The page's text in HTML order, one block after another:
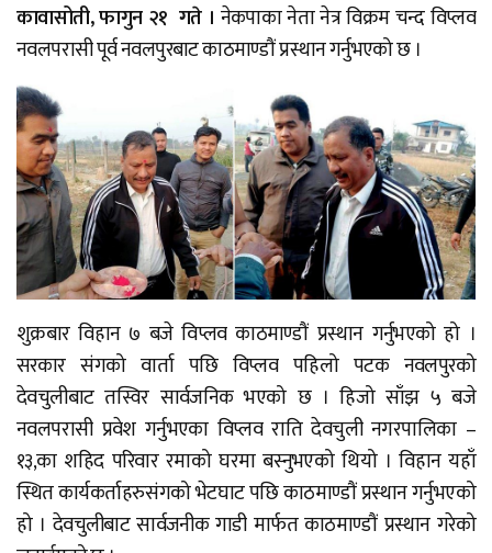
कावासोती, फागुन २१ गते । नेकपाका नेता नेत्र विक्रम चन्द विप्लव
नवलपरासी पूर्व नवलपुरबाट काठमाण्डौं प्रस्थान गर्नुभएको छ ।
शुक्रबार विहान ७ बजे विप्लव काठमाण्डौं प्रस्थान गर्नुभएको हो ।
सरकार संगको वार्ता पछि विप्लव पहिलो पटक नवलपुरको
देवचुलीबाट तस्विर सार्वजनिक भएको छ । हिजो साँझ ५ बजे
नवलपरासी प्रवेश गर्नुभएका विप्लव राति देवचुली नगरपालिका –
१३,का शहिद परिवार रमाको घरमा बस्नुभएको थियो । विहान यहाँ
स्थित कार्यकर्ताहरुसंगको भेटघाट पछि काठमाण्डौं प्रस्थान गर्नुभएको
हो । देवचुलीबाट सार्वजनीक गाडी मार्फत काठमाण्डौं प्रस्थान गरेको